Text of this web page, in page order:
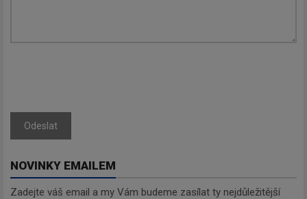
Odeslat
NOVINKY EMAILEM
Zadejte váš email a my Vám budeme zasílat ty nejdůležitější